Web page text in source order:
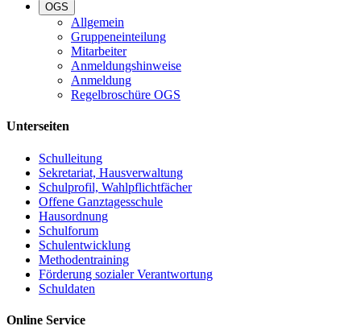
OGS
Allgemein
Gruppeneinteilung
Mitarbeiter
Anmeldungshinweise
Anmeldung
Regelbroschüre OGS
Unterseiten
Schulleitung
Sekretariat, Hausverwaltung
Schulprofil, Wahlpflichtfächer
Offene Ganztagesschule
Hausordnung
Schulforum
Schulentwicklung
Methodentraining
Förderung sozialer Verantwortung
Schuldaten
Online Service